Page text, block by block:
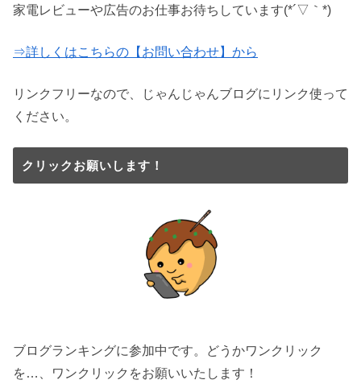
家電レビューや広告のお仕事お待ちしています(*´▽｀*)
⇒詳しくはこちらの【お問い合わせ】から
リンクフリーなので、じゃんじゃんブログにリンク使って
ください。
クリックお願いします！
ブログランキングに参加中です。どうかワンクリック
を…、ワンクリックをお願いいたします！